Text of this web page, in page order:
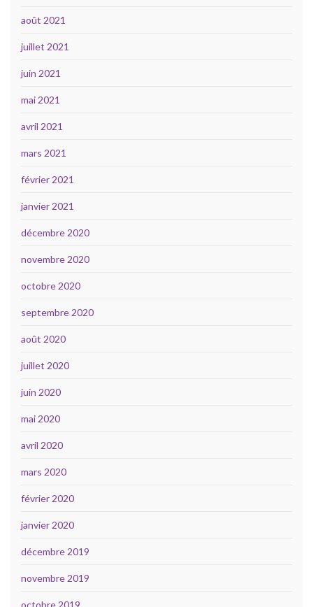
août 2021
juillet 2021
juin 2021
mai 2021
avril 2021
mars 2021
février 2021
janvier 2021
décembre 2020
novembre 2020
octobre 2020
septembre 2020
août 2020
juillet 2020
juin 2020
mai 2020
avril 2020
mars 2020
février 2020
janvier 2020
décembre 2019
novembre 2019